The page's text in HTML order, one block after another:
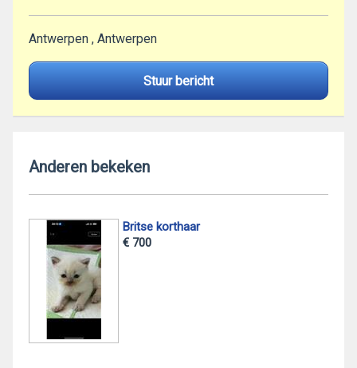
Antwerpen , Antwerpen
Stuur bericht
Anderen bekeken
Britse korthaar
€ 700